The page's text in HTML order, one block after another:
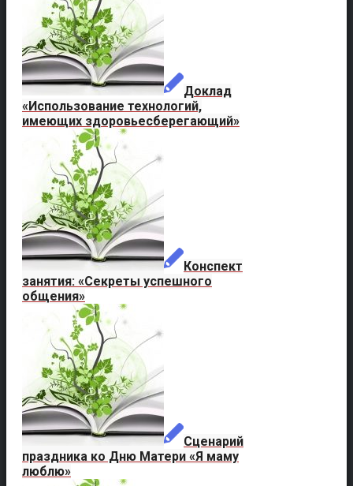
Доклад
«Использование технологий,
имеющих здоровьесберегающий»
Конспект
занятия: «Секреты успешного
общения»
Сценарий
праздника ко Дню Матери «Я маму
люблю»